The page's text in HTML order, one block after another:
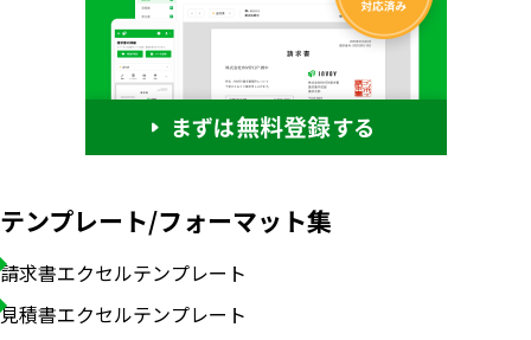
テンプレート/フォーマット集
請求書エクセルテンプレート
見積書エクセルテンプレート